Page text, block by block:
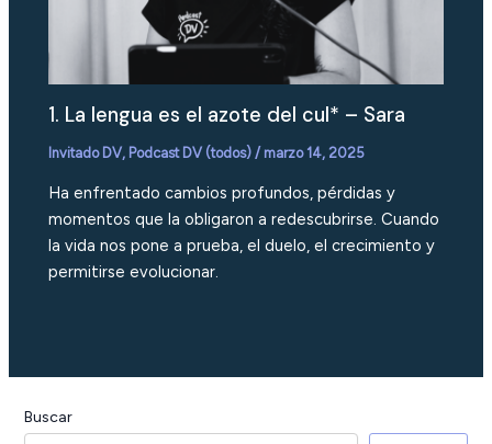
1. La lengua es el azote del cul* – Sara
Invitado DV, Podcast DV (todos) / marzo 14, 2025
Ha enfrentado cambios profundos, pérdidas y
momentos que la obligaron a redescubrirse. Cuando
la vida nos pone a prueba, el duelo, el crecimiento y
permitirse evolucionar.
Buscar